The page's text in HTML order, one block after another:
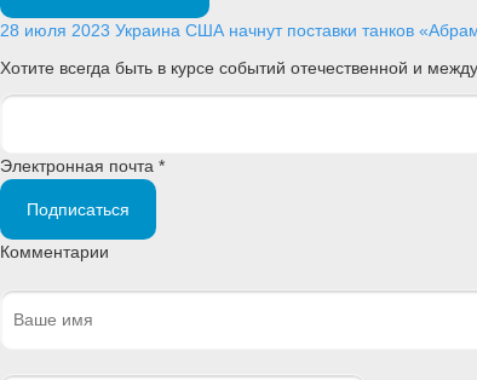
28 июля 2023 Украина США начнут поставки танков
Хотите всегда быть в курсе событий отечественной и
Электронная почта *
Подписаться
Комментарии